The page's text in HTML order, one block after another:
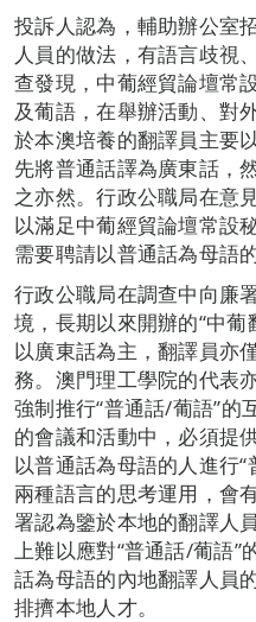
投訴人認為，輔助辦公室
人員的做法，有語言歧視
查發現，中葡經貿論壇常
及葡語，在舉辦活動、對
於本澳培養的翻譯員主要
先將普通話譯為廣東話，
之亦然。行政公職局在意
以滿足中葡經貿論壇常設
需要聘請以普通話為母語
行政公職局在調查中向廉
境，長期以來開辦的“中
以廣東話為主，翻譯員亦
務。澳門理工學院的代表
強制推行“普通話/葡語”的
的會議和活動中，必須提
以普通話為母語的人進行
兩種語言的思考運用，會
署認為鑒於本地的翻譯人
上難以應對“普通話/葡語”
話為母語的內地翻譯人員
排擠本地人才。